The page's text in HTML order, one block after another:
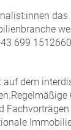
699
auf dem